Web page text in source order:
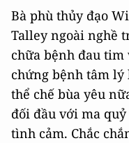
Bà phù thủy đạo
Talley ngoài nghề
chữa bệnh đau
chứng bệnh tâm lý
thể chế bùa yêu
đối đầu với ma
tình cảm. Chắc